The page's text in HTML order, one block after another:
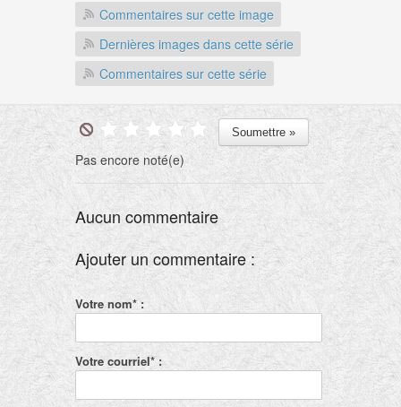
Commentaires sur cette image
Dernières images dans cette série
Commentaires sur cette série
Pas encore noté(e)
Aucun commentaire
Ajouter un commentaire :
Votre nom* :
Votre courriel* :